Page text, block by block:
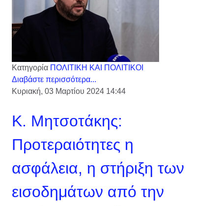
Κατηγορία ΠΟΛΙΤΙΚΗ ΚΑΙ ΠΟΛΙΤΙΚΟΙ
Διαβάστε περισσότερα...
Κυριακή, 03 Μαρτίου 2024 14:44
K. Mητσοτάκης:
Προτεραιότητες η
ασφάλεια, η στήριξη των
εισοδημάτων από την